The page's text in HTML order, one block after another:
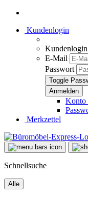
Kundenlogin
Kundenlogin
E-Mail
Passwort
Toggle
Konto
Merkzettel
Schnellsuche
Alle